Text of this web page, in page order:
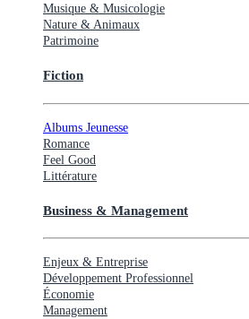
Musique & Musicologie
Nature & Animaux
Patrimoine
Fiction
Albums Jeunesse
Romance
Feel Good
Littérature
Business & Management
Enjeux & Entreprise
Développement Professionnel
Économie
Management